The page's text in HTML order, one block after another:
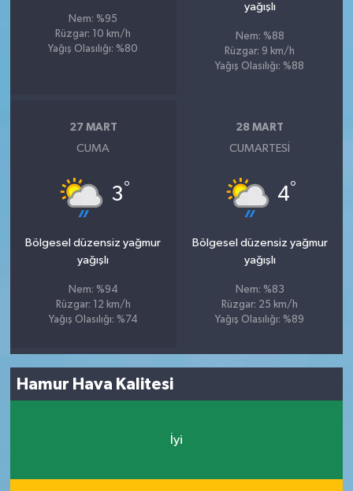
Nem: %95
Rüzgar: 10 km/h
Yağış Olasılığı: %80
yağışlı
Nem: %88
Rüzgar: 9 km/h
Yağış Olasılığı: %88
27 MART
CUMA
3°
Bölgesel düzensiz yağmur
yağışlı
Nem: %94
Rüzgar: 12 km/h
Yağış Olasılığı: %74
28 MART
CUMARTESI
4°
Bölgesel düzensiz yağmur
yağışlı
Nem: %83
Rüzgar: 25 km/h
Yağış Olasılığı: %89
Hamur Hava Kalitesi
İyi